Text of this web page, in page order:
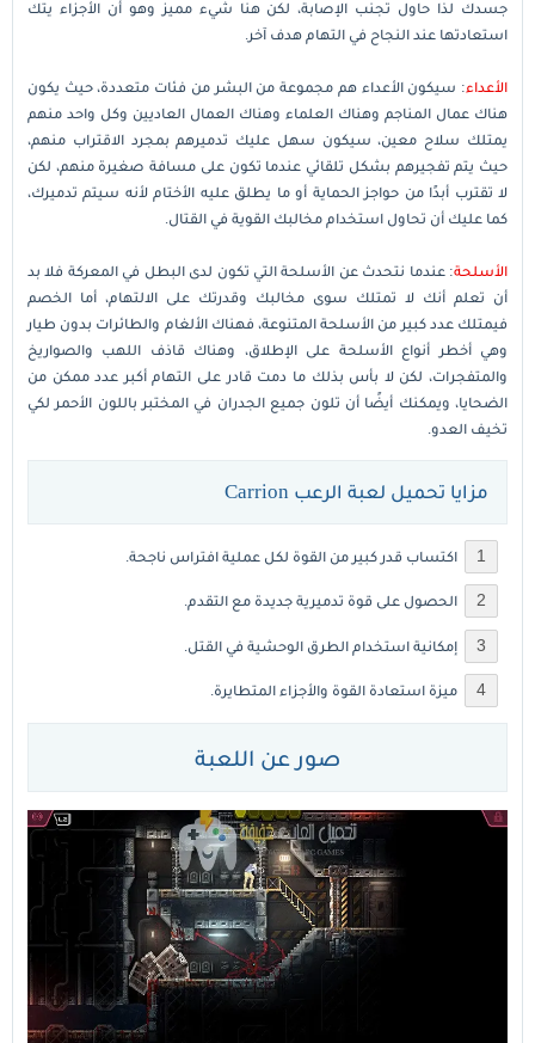
جسدك لذا حاول تجنب الإصابة، لكن هنا شيء مميز وهو أن الأجزاء يتك
استعادتها عند النجاح في التهام هدف آخر.
الأعداء: سيكون الأعداء هم مجموعة من البشر من فئات متعددة، حيث يكون
هناك عمال المناجم وهناك العلماء وهناك العمال العاديين وكل واحد منهم
يمتلك سلاح معين، سيكون سهل عليك تدميرهم بمجرد الاقتراب منهم،
حيث يتم تفجيرهم بشكل تلقائي عندما تكون على مسافة صغيرة منهم، لكن
لا تقترب أبدًا من حواجز الحماية أو ما يطلق عليه الأختام لأنه سيتم تدميرك،
كما عليك أن تحاول استخدام مخالبك القوية في القتال.
الأسلحة: عندما نتحدث عن الأسلحة التي تكون لدى البطل في المعركة فلا بد
أن تعلم أنك لا تمتلك سوى مخالبك وقدرتك على الالتهام، أما الخصم
فيمتلك عدد كبير من الأسلحة المتنوعة، فهناك الألغام والطائرات بدون طيار
وهي أخطر أنواع الأسلحة على الإطلاق، وهناك قاذف اللهب والصواريخ
والمتفجرات، لكن لا بأس بذلك ما دمت قادر على التهام أكبر عدد ممكن من
الضحايا، ويمكنك أيضًا أن تلون جميع الجدران في المختبر باللون الأحمر لكي
تخيف العدو.
مزايا تحميل لعبة الرعب Carrion
اكتساب قدر كبير من القوة لكل عملية افتراس ناجحة.
الحصول على قوة تدميرية جديدة مع التقدم.
إمكانية استخدام الطرق الوحشية في القتل.
ميزة استعادة القوة والأجزاء المتطايرة.
صور عن اللعبة